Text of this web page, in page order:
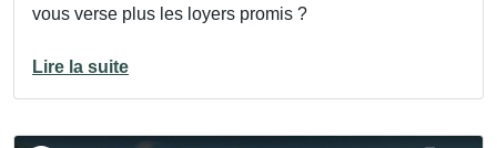
vous verse plus les loyers promis ?
Lire la suite